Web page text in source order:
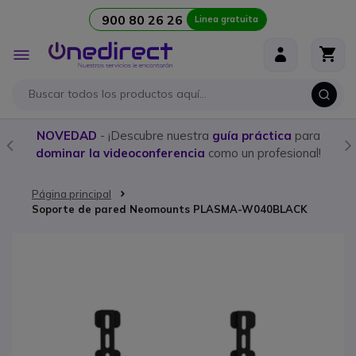
900 80 26 26 Linea gratuita
Toggle
Nav
NOVEDAD - ¡Descubre nuestra guía práctica para
dominar la videoconferencia como un profesional!
Página principal
Soporte de pared Neomounts PLASMA-W040BLACK